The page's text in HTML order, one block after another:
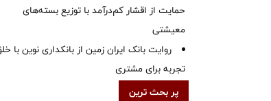
حمایت از اقشار کم‌درآمد با توزیع بسته‌های
معیشتی
روایت بانک ایران زمین از بانکداری نوین با
تجربه برای مشتری
پر بحث ترین